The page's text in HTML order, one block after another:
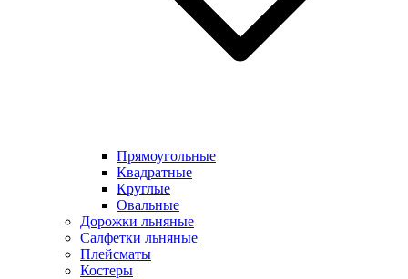
Прямоугольные
Квадратные
Круглые
Овальные
Дорожки льняные
Салфетки льняные
Плейсматы
Костеры